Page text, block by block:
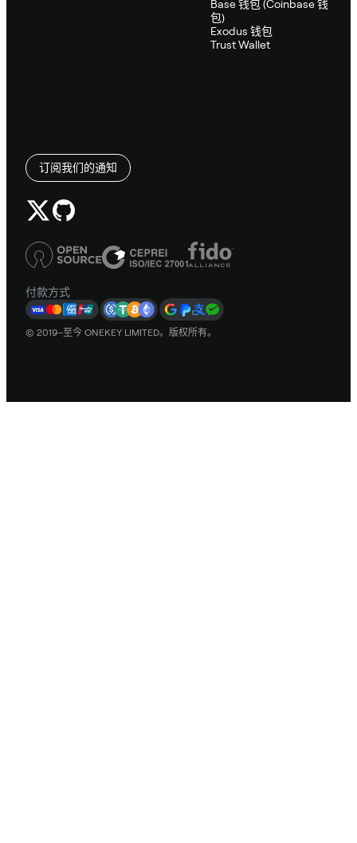
Base 钱包 (Coinbase 钱
包)
Exodus 钱包
Trust Wallet
订阅我们的通知
付款方式
© 2019–至今 ONEKEY LIMITED。版权所有。